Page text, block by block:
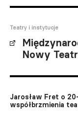
Teatry i instytucje
Nowy Teatr
Jarosław Fret o
współbrzmienia